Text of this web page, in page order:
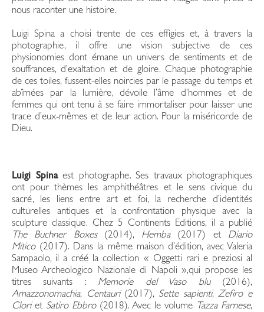
nous raconter une histoire.
Luigi Spina a choisi trente de ces effigies et, à travers la
photographie, il offre une vision subjective de ces
physionomies dont émane un univers de sentiments et de
souffrances, d’exaltation et de gloire. Chaque photographie
de ces toiles, fussent-elles noircies par le passage du temps et
abîmées par la lumière, dévoile l’âme d’hommes et de
femmes qui ont tenu à se faire immortaliser pour laisser une
trace d’eux-mêmes et de leur action. Pour la miséricorde de
Dieu.
Luigi Spina est photographe. Ses travaux photographiques
ont pour thèmes les amphithéâtres et le sens civique du
sacré, les liens entre art et foi, la recherche d’identités
culturelles antiques et la confrontation physique avec la
sculpture classique. Chez 5 Continents Editions, il a publié
The Buchner Boxes (2014), Hemba (2017) et Diario
Mitico (2017). Dans la même maison d’édition, avec Valeria
Sampaolo, il a créé la collection « Oggetti rari e preziosi al
Museo Archeologico Nazionale di Napoli »,qui propose les
titres suivants : Memorie del Vaso blu (2016),
Amazzonomachia, Centauri (2017), Sette sapienti,Zefiro e
Clori et Satiro Ebbro (2018). Avec le volume Tazza Farnese,